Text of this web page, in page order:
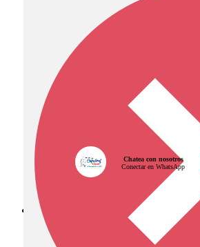
Diócesis de Zipaquirá
Chatea con nosotros
Conectar en WhatsApp